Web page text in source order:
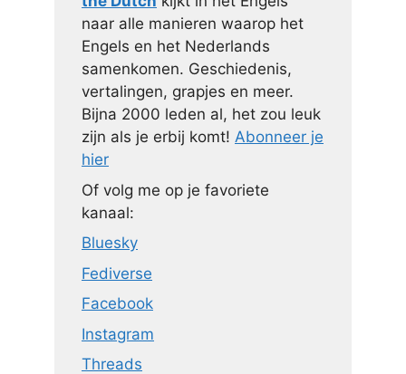
naar alle manieren waarop het
Engels en het Nederlands
samenkomen. Geschiedenis,
vertalingen, grapjes en meer.
Bijna 2000 leden al, het zou leuk
zijn als je erbij komt! Abonneer je
hier
Of volg me op je favoriete
kanaal:
Bluesky
Fediverse
Facebook
Instagram
Threads